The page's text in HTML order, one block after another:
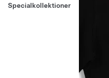
Specialkollektioner